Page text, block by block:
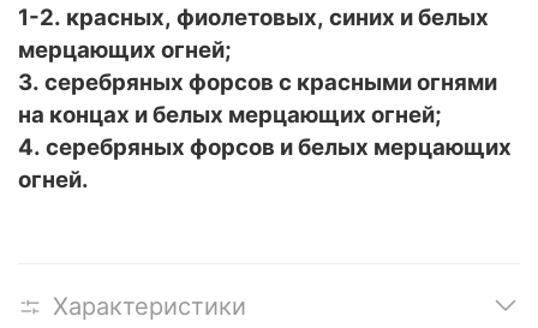
1-2. красных, фиолетовых, синих и белых
мерцающих огней;
3. серебряных форсов с красными огнями
на концах и белых мерцающих огней;
4. серебряных форсов и белых мерцающих
огней.
Характеристики